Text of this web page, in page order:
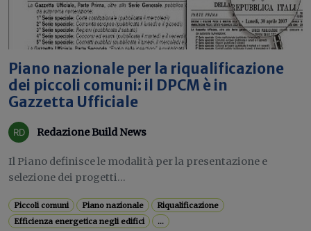
Piano nazionale per la riqualificazione
dei piccoli comuni: il DPCM è in
Gazzetta Ufficiale
Redazione Build News
Il Piano definisce le modalità per la presentazione e
selezione dei progetti...
Piccoli comuni Piano nazionale
Riqualificazione
Efficienza energetica negli edifici
...